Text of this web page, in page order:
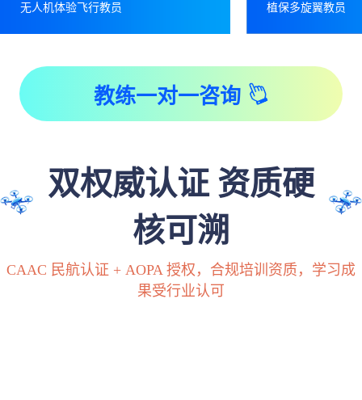
无人机体验飞行教员
植保多旋翼教员
教练一对一咨询
双权威认证 资质硬
核可溯
CAAC 民航认证 + AOPA 授权，合规培训资质，学习成
果受行业认可